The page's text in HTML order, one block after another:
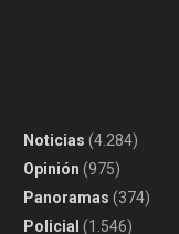
Noticias (4.284)
Opinión (975)
Panoramas (374)
Policial (1.546)